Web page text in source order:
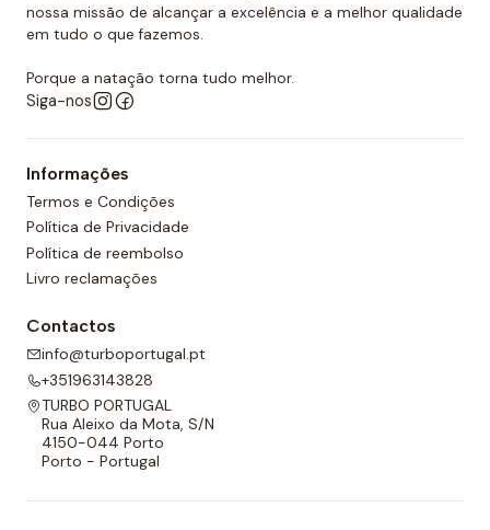
nossa missão de alcançar a excelência e a melhor qualidade
em tudo o que fazemos.
Porque a natação torna tudo melhor.
Siga-nos
Informações
Termos e Condições
Política de Privacidade
Política de reembolso
Livro reclamações
Contactos
info@turboportugal.pt
+351963143828
TURBO PORTUGAL
Rua Aleixo da Mota, S/N
4150-044 Porto
Porto - Portugal